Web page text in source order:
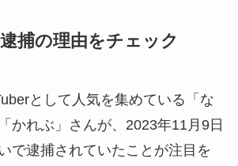
捕の理由をチェック
として人気を集めている「な
かれぶ」さんが、2023年11月9日
で逮捕されていたことが注目を